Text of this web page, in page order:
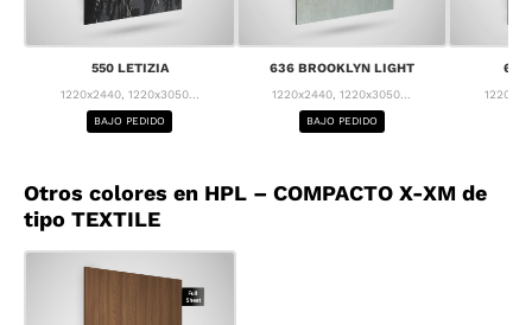
550 LETIZIA
1220x2440, 1220x3050...
BAJO PEDIDO
636 BROOKLYN LIGHT
1220x2440, 1220x3050...
BAJO PEDIDO
637
Otros colores en HPL – COMPACTO X-XM de
tipo TEXTILE